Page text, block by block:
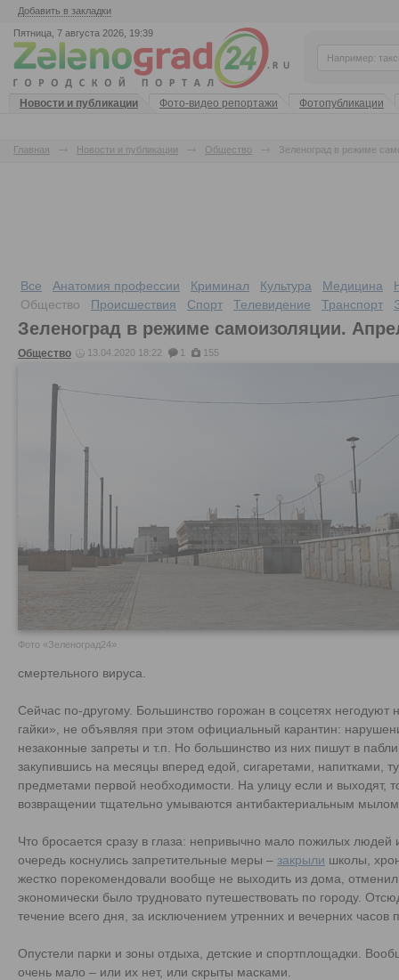
Добавить в закладки
Пятница, 7 августа 2026, 19:39
Новости и публикации Фото-видео репортажи Фотопубликации
Главная Новости и публикации Общество Зеленоград в режиме
Все Анатомия профессии Криминал Культура Медицина
Общество
Происшествия Спорт Телевидение Транспорт
Зеленоград в режиме самоизоляции.
Общество 13.04.2020 18:22 1 155
Фото «Зеленоград24»
смертельного вируса.
Сейчас по-другому. Большинство горожан в соцсетях негодуют
гайки», не объявляя при этом официальный карантин:
незаконные запреты и т.п. Но большинство из них пишут в
закупившись на месяцы вперед едой, сигаретами, напитками,
предметами первой необходимости. На улицу если и выходят,
возвращении тщательно умываются антибактериальным
Что бросается сразу в глаза: непривычно мало пожилых
очередь коснулись запретительные меры – закрыли школы,
жестко порекомендовали вообще не выходить из дома,
экономически было трудновато путешествовать по городу.
течение всего дня, за исключением утренних и вечерних часов
Опустели парки и зоны отдыха, детские и спортплощадки.
очень мало – или их нет, или скрыты масками.